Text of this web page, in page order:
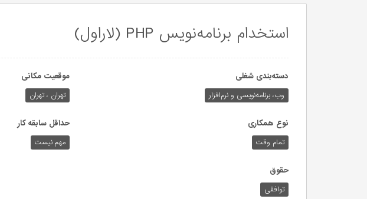
استخدام برنامه‌نویس PHP (لاراول)
دسته‌بندی شغلی
وب،‌ برنامه‌نویسی و نرم‌افزار
موقعیت مکانی
تهران ، تهران
نوع همکاری
تمام وقت
حداقل سابقه کار
مهم نیست
حقوق
توافقی